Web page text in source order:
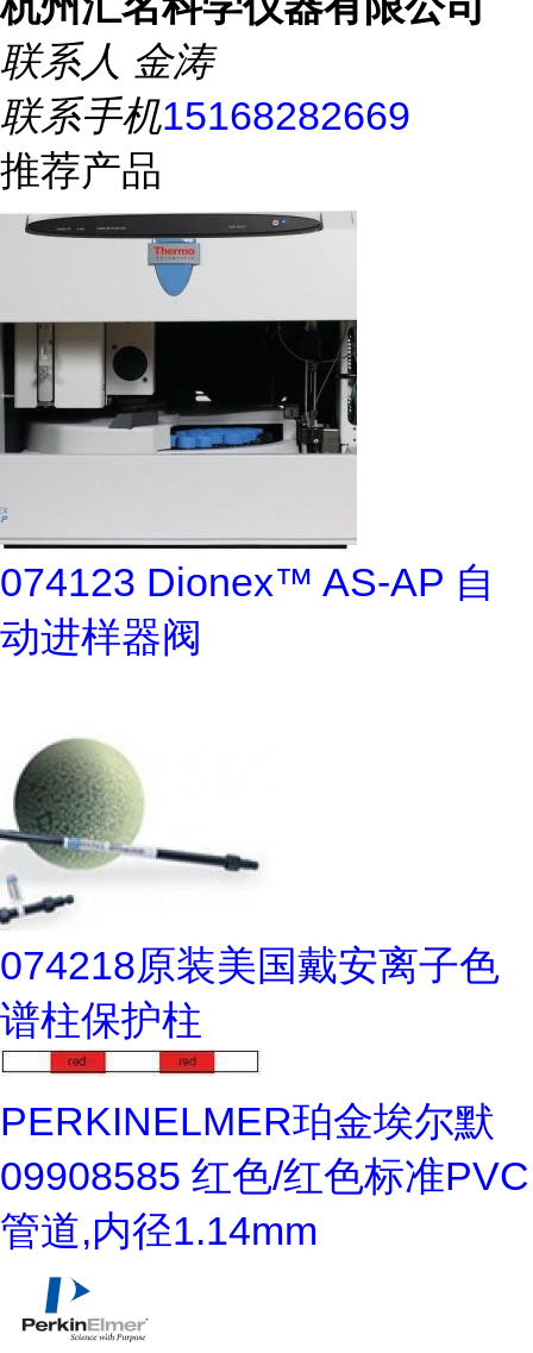
联系人 金涛
联系手机15168282669
推荐产品
074123 Dionex™ AS-AP 自
动进样器阀
074218原装美国戴安离子色
谱柱保护柱
PERKINELMER珀金埃尔默
09908585 红色/红色标准PVC
管道,内径1.14mm